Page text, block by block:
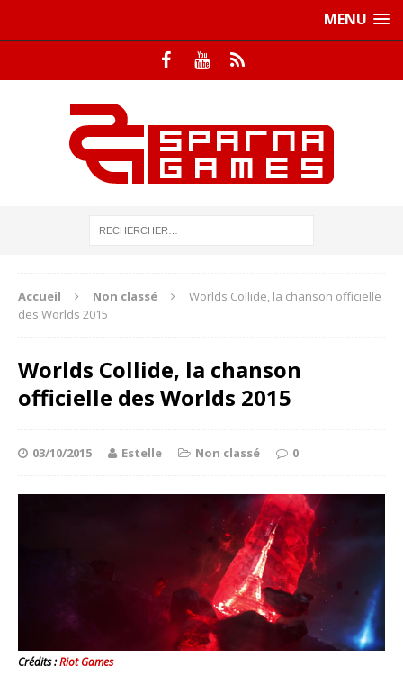
MENU
Accueil Non classé
Worlds Collide, la chanson officielle
des Worlds 2015
Worlds Collide, la chanson
officielle des Worlds 2015
03/10/2015 Estelle Non classé 0
Crédits :Riot Games